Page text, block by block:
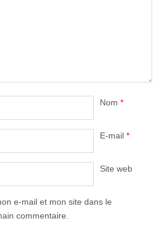
Nom *
E-mail *
Site web
e-mail et mon site dans le
commentaire.